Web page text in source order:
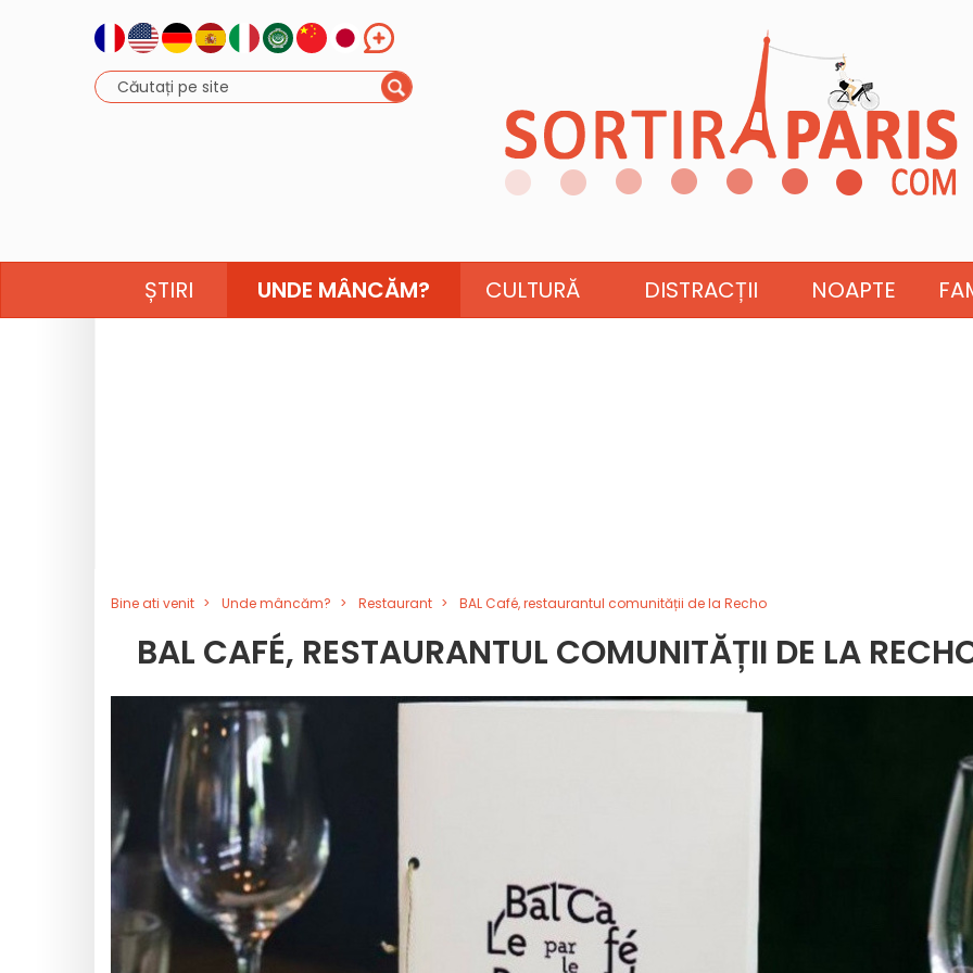
ȘTIRI UNDE MÂNCĂM? CULTURĂ DISTRACȚII NOAPTE
Bine ati venit Unde mâncăm? Restaurant BAL Café, restaurantul comunității de la Recho
BAL CAFÉ, RESTAURANTUL COMUNITĂȚII DE LA